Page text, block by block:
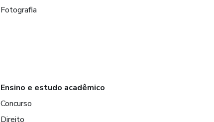
Fotografia
Ensino e estudo acadêmico
Concurso
Direito